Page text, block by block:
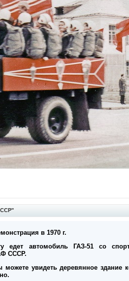
в 1970 г.
едет автомобиль ГАЗ-51 со
СССР.
увидеть деревянное здание